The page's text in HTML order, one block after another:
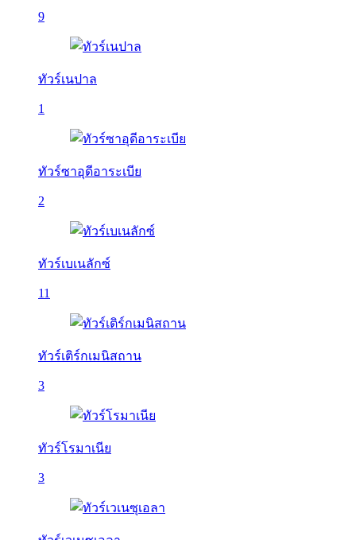
9
ทัวร์เนปาล
1
ทัวร์ซาอุดีอาระเบีย
2
ทัวร์เบเนลักซ์
11
ทัวร์เติร์กเมนิสถาน
3
ทัวร์โรมาเนีย
3